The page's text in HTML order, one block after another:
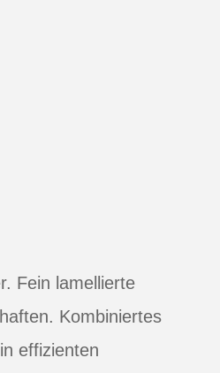
Fein lamellierte
Kombiniertes
effizienten